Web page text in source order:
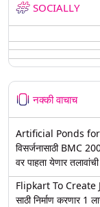
SOCIALLY
नक्की वाचाच
Artificial Ponds
विसर्जनासाठी BMC
वर पाहता येणार तलावांची
Flipkart To Create
साठी निर्माण करणार 1